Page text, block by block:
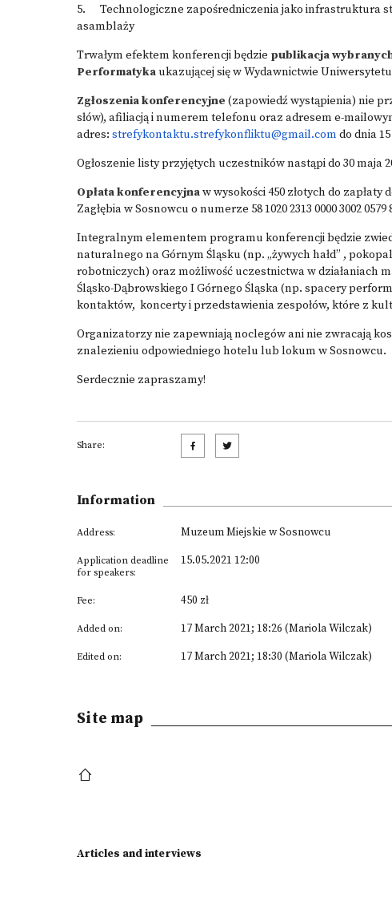
5. Technologiczne zapośredniczenia jako infrastruktura
asamblaży
Trwałym efektem konferencji będzie publikacja
Performatykaukazującej się w Wydawnictwie
Zgłoszenia konferencyjne (zapowiedź wystąpienia) nie
słów), afiliacją i numerem telefonu oraz adresem e-
adres: strefykontaktu.strefykonfliktu@gmail.com do dnia
Ogłoszenie listy przyjętych uczestników nastąpi do 30 maja
Opłata konferencyjnaw wysokości 450 złotych do
Zagłębia w Sosnowcu o numerze 58 1020 2313 0000 3002 0579
Integralnym elementem programu konferencji będzie
naturalnego na Górnym Śląsku (np. „żywych hałd” ,
robotniczych) oraz możliwość uczestnictwa w działaniach
Śląsko-Dąbrowskiego I Górnego Śląska (np. spacery
kontaktów, koncerty i przedstawienia zespołów, które z
Organizatorzy nie zapewniają noclegów ani nie zwracają
znalezieniu odpowiedniego hotelu lub lokum w Sosnowcu.
Serdecznie zapraszamy!
Share:
Information
Address: Muzeum Miejskie w Sosnowcu
Application deadline
for speakers:
15.05.2021 12:00
Fee: 450 zł
Added on: 17 March 2021; 18:26 (Mariola Wilczak)
Edited on: 17 March 2021; 18:30 (Mariola Wilczak)
Site map
Articles and interviews